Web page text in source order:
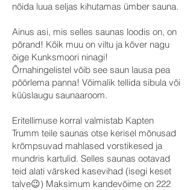
nõida luua seljas kihutamas ümber sauna.
Ainus asi, mis selles saunas loodis on, on
põrand! Kõik muu on viltu ja kõver nagu
õige Kunksmoori ninagi!
Õrnahingelistel võib see saun lausa pea
pöörlema panna! Võimalik tellida sibula või
küüslaugu saunaaroom.
Eritellimuse korral valmistab Kapten
Trumm teile saunas otse kerisel mõnusad
krõmpsuvad mahlased vorstikesed ja
mundris kartulid. Selles saunas ootavad
teid alati värsked kasevihad (isegi keset
talve😉) Maksimum kandevõime on 222